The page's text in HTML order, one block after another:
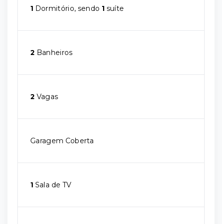
1 Dormitório, sendo 1 suíte
2 Banheiros
2 Vagas
Garagem Coberta
1 Sala de TV